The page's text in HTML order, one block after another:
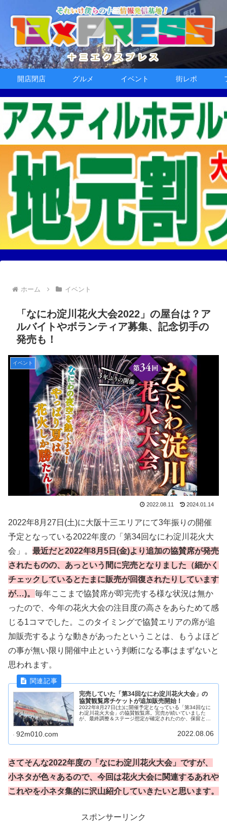
開店閉店 グルメ イベント 街レポ
ホーム イベント
「なにわ淀川花火大会2022」の屋台は？ア
ルバイトやボランティア募集、記念切手の
発売も！
イベント
2022.08.11 2024.01.14
2022年8月27日(土)に大阪十三エリアにて3年振りの開催
予定となっている2022年度の「第34回なにわ淀川花火大
会」。 最近だと2022年8月5日(金)より追加の協賛席が発売
されたものの、あっという間に完売となりました （細かく
チェック しているとたまに販売が回復されたりしています
が…)。 毎年ここまで協賛席が即完売する様な状況は無か
ったので、今年の花火大会の注目度の高さをあらためて感
じる1コマでした。このタイミングで協賛エリアの席が追
加販売するような動きがあったということは、もうよほど
の事が無い限り開催中止という判断になる事はまずないと
思われます。
完売していた「第34回なにわ淀川花火大会」の
協賛観覧席チケットが追加販売開始！
2022年8月27日(土)に開催予定となっている「第34回なに
わ淀川花火大会」の協賛観覧席。完売が続いていました
が、最終調整＆ステージ想定が確定されたのか、保留とな
92m010.com 2022.08.06
さてそんな2022年度の「なにわ淀川花火大会」ですが、
小ネタが色々あるので、今回は花火大会に関連するあれや
これやを小ネタ集的に沢山紹介していきたいと思います。
スポンサーリンク